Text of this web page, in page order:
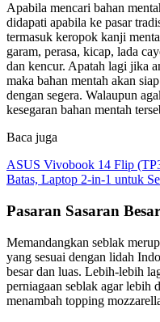
Apabila mencari bahan
didapati apabila ke pasar
termasuk keropok kanji
garam, perasa, kicap, lada
dan kencur. Apatah lagi jika
maka bahan mentah akan
dengan segera. Walaupun
kesegaran bahan mentah
Baca juga
ASUS Vivobook 14 Flip
Batas, Laptop 2-in-1 untuk
Pasaran Sasaran Besar
Memandangkan seblak
yang sesuai dengan lidah
besar dan luas. Lebih-lebih
perniagaan seblak agar lebih
menambah topping